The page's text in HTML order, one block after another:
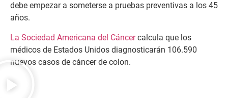
debe empezar a someterse a pruebas preventivas a los 45
años.
La Sociedad Americana del Cáncercalcula que los
médicos de Estados Unidos diagnosticarán 106.590
nuevos casos de cáncer de colon.